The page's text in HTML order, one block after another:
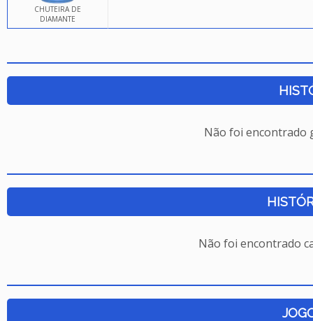
CHUTEIRA DE
DIAMANTE
Não foi encontrado
Não foi encontrado